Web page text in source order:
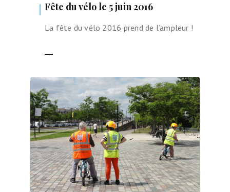
Fête du vélo le 5 juin 2016
La fête du vélo 2016 prend de l’ampleur !